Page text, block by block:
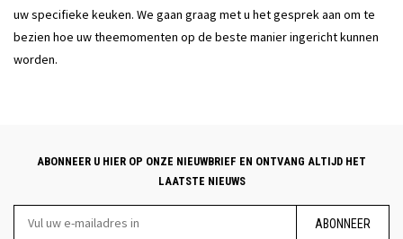
uw specifieke keuken. We gaan graag met u het gesprek aan om te
bezien hoe uw theemomenten op de beste manier ingericht kunnen
worden.
ABONNEER U HIER OP ONZE NIEUWBRIEF EN ONTVANG ALTIJD HET
LAATSTE NIEUWS
ABONNEER